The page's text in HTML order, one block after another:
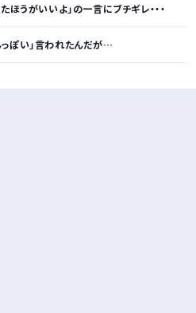
ほうがいいよ」の一言にブチギレ・・・
ぽい」言われたんだが…